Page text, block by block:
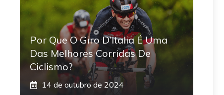
Por Que O Giro D’Italia É Uma
Das Melhores Corridas De
Ciclismo?
14 de outubro de 2024